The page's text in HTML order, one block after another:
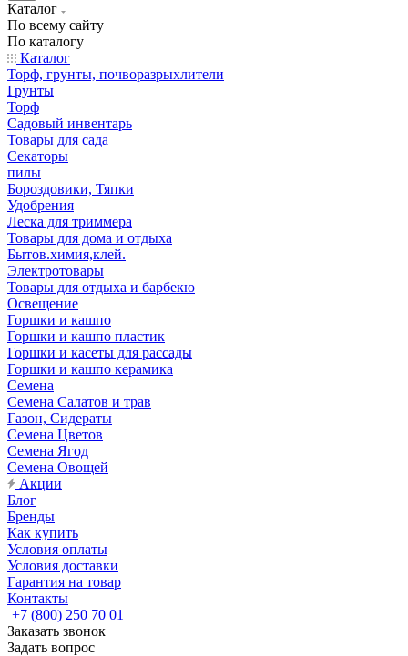
Каталог
По всему сайту
По каталогу
Каталог
Торф, грунты, почворазрыхлители
Грунты
Торф
Садовый инвентарь
Товары для сада
Секаторы
пилы
Бороздовики, Тяпки
Удобрения
Леска для триммера
Товары для дома и отдыха
Бытов.химия,клей.
Электротовары
Товары для отдыха и барбекю
Освещение
Горшки и кашпо
Горшки и кашпо пластик
Горшки и касеты для рассады
Горшки и кашпо керамика
Семена
Семена Салатов и трав
Газон, Сидераты
Семена Цветов
Семена Ягод
Семена Овощей
Акции
Блог
Бренды
Как купить
Условия оплаты
Условия доставки
Гарантия на товар
Контакты
+7 (800) 250 70 01
Заказать звонок
Задать вопрос